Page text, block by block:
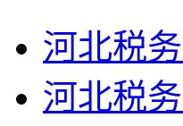
河北税
河北税